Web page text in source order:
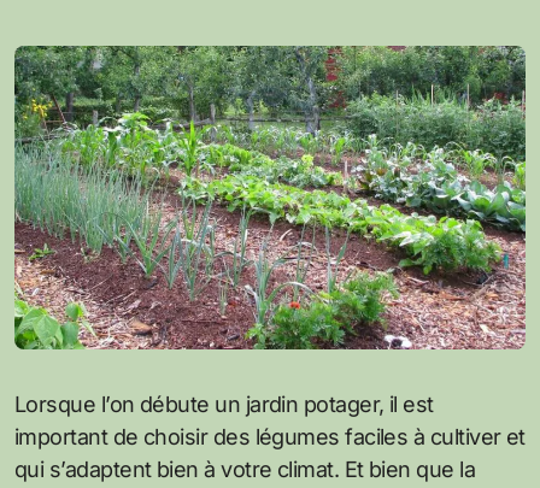
Lorsque l’on débute un jardin potager, il est
important de choisir des légumes faciles à cultiver et
qui s’adaptent bien à votre climat. Et bien que la